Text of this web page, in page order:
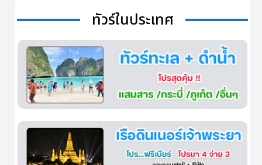
ทัวร์ในประเทศ